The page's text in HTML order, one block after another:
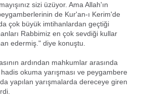
sizi üzüyor. Ama Allah'ın
de Kur'an-ı Kerim'de
çok büyük imtihanlardan geçtiği
Rabbimiz en çok sevdiği kullar
edermiş." diye konuştu.
ardından mahkumlar arasında
okuma yarışması ve peygambere
yapılan yarışmalarda dereceye giren